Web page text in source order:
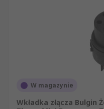
W magazynie
Wkładka złącza Bulgin